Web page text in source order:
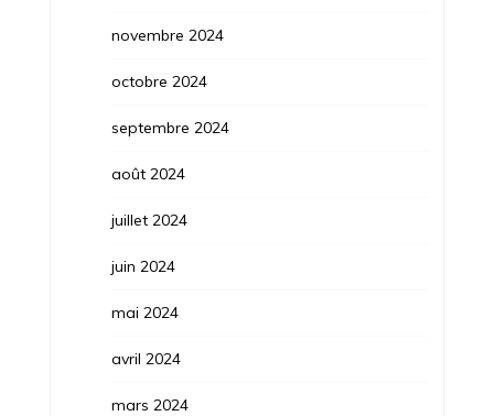
novembre 2024
octobre 2024
septembre 2024
août 2024
juillet 2024
juin 2024
mai 2024
avril 2024
mars 2024